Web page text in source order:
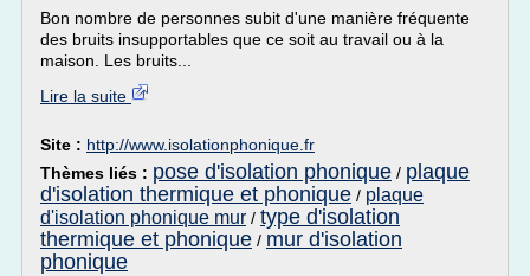
Bon nombre de personnes subit d'une manière fréquente
des bruits insupportables que ce soit au travail ou à la
maison. Les bruits...
Lire la suite
Site : http://www.isolationphonique.fr
Thèmes liés : pose d'isolation phonique / plaque
d'isolation thermique et phonique / plaque
d'isolation phonique mur / type d'isolation
thermique et phonique / mur d'isolation
phonique